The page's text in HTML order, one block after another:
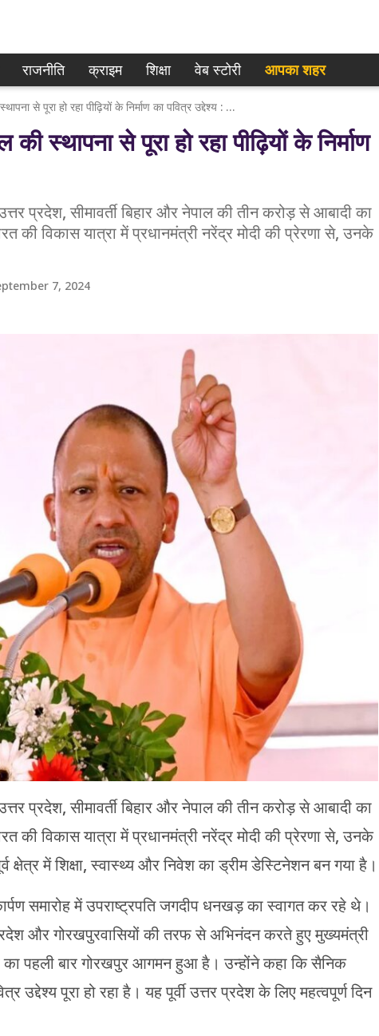
राजनीति क्राइम शिक्षा वेब स्टोरी आपका शहर
Gorakhpur News:सैनिक स्कूल की स्थापना से पूरा हो रहा पीढ़ियों के निर्माण का पवित्र उद्देश्य : CM YOGI
से पूरा हो रहा पीढ़ियों के निर्माण
प्रदेश, सीमावर्ती बिहार और नेपाल की तीन करोड़ से आबादी का
विकास यात्रा में प्रधानमंत्री नरेंद्र मोदी की प्रेरणा से, उनके
7, 2024
प्रदेश, सीमावर्ती बिहार और नेपाल की तीन करोड़ से आबादी का
विकास यात्रा में प्रधानमंत्री नरेंद्र मोदी की प्रेरणा से, उनके
क्षेत्र में शिक्षा, स्वास्थ्य और निवेश का ड्रीम डेस्टिनेशन बन गया है।
समारोह में उपराष्ट्रपति जगदीप धनखड़ का स्वागत कर रहे थे।
और गोरखपुरवासियों की तरफ से अभिनंदन करते हुए मुख्यमंत्री
का पहली बार गोरखपुर आगमन हुआ है। उन्होंने कहा कि सैनिक
पूरा हो रहा है। यह पूर्वी उत्तर प्रदेश के लिए महत्वपूर्ण दिन